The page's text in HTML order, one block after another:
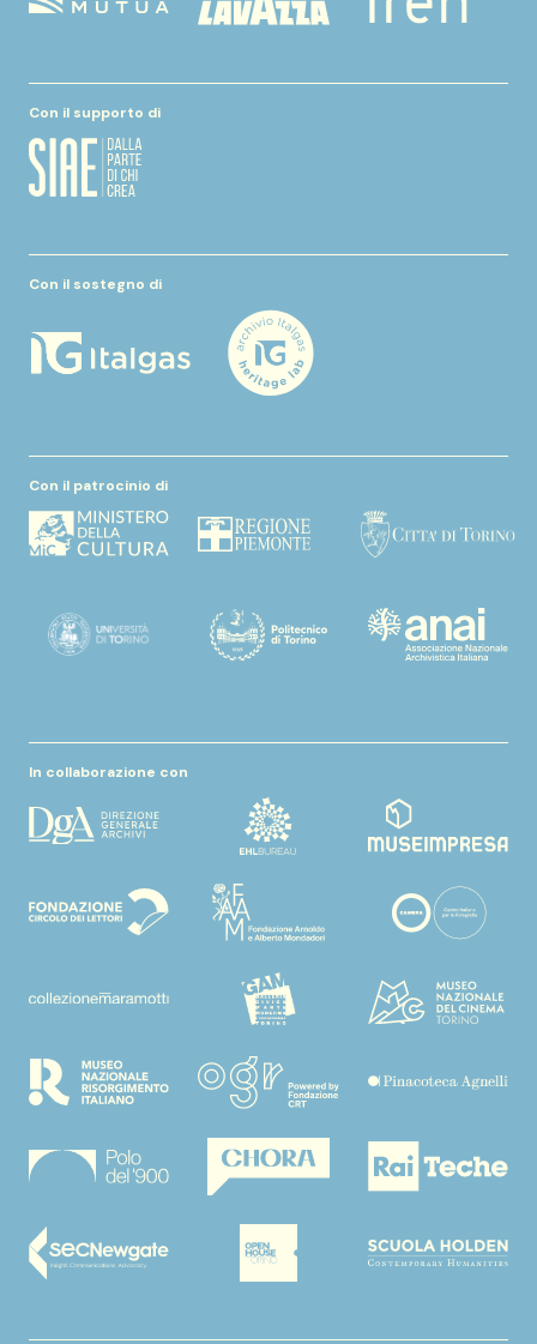
Con il supporto di
Con il sostegno di
Con il patrocinio di
In collaborazione con